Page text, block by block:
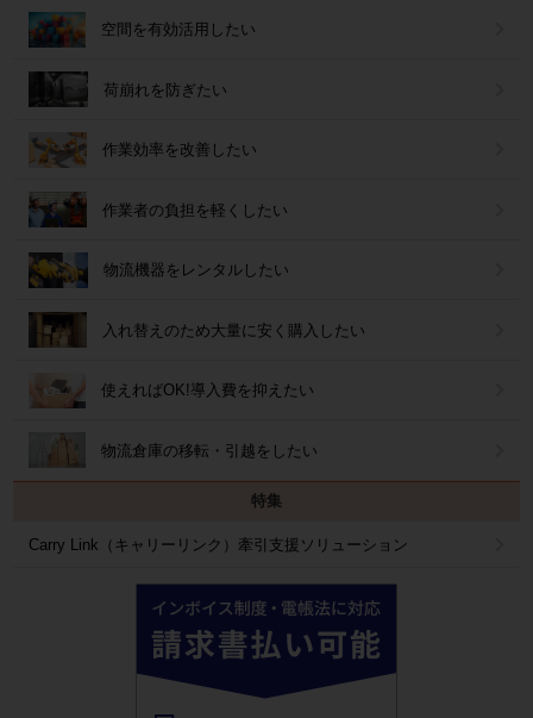
空間を有効活用したい
荷崩れを防ぎたい
作業効率を改善したい
作業者の負担を軽くしたい
物流機器をレンタルしたい
入れ替えのため大量に安く購入したい
使えればOK!導入費を抑えたい
物流倉庫の移転・引越をしたい
特集
Carry Link（キャリーリンク）牽引支援ソリューション